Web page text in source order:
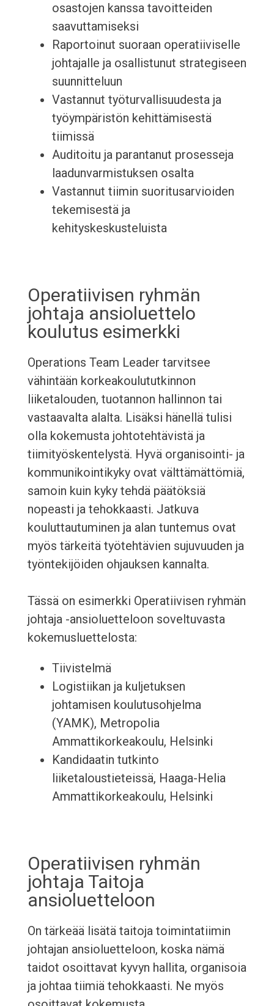
osastojen kanssa tavoitteiden
saavuttamiseksi
Raportoinut suoraan operatiiviselle
johtajalle ja osallistunut strategiseen
suunnitteluun
Vastannut työturvallisuudesta ja
työympäristön kehittämisestä
tiimissä
Auditoitu ja parantanut prosesseja
laadunvarmistuksen osalta
Vastannut tiimin suoritusarvioiden
tekemisestä ja
kehityskeskusteluista
Operatiivisen ryhmän
johtaja ansioluettelo
koulutus esimerkki
Operations Team Leader tarvitsee
vähintään korkeakoulututkinnon
liiketalouden, tuotannon hallinnon tai
vastaavalta alalta. Lisäksi hänellä tulisi
olla kokemusta johtotehtävistä ja
tiimityöskentelystä. Hyvä organisointi- ja
kommunikointikyky ovat välttämättömiä,
samoin kuin kyky tehdä päätöksiä
nopeasti ja tehokkaasti. Jatkuva
kouluttautuminen ja alan tuntemus ovat
myös tärkeitä työtehtävien sujuvuuden ja
työntekijöiden ohjauksen kannalta.
Tässä on esimerkki Operatiivisen ryhmän
johtaja -ansioluetteloon soveltuvasta
kokemusluettelosta:
Tiivistelmä
Logistiikan ja kuljetuksen
johtamisen koulutusohjelma
(YAMK), Metropolia
Ammattikorkeakoulu, Helsinki
Kandidaatin tutkinto
liiketaloustieteissä, Haaga-Helia
Ammattikorkeakoulu, Helsinki
Operatiivisen ryhmän
johtaja Taitoja
ansioluetteloon
On tärkeää lisätä taitoja toimintatiimin
johtajan ansioluetteloon, koska nämä
taidot osoittavat kyvyn hallita, organisoia
ja johtaa tiimiä tehokkaasti. Ne myös